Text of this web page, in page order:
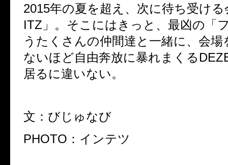
2015年の夏を超え、次に待ち受ける
ITZ」。そこにはきっと、最凶の「
うたくさんの仲間達と一緒に、会場
ないほど自由奔放に暴れまくる
居るに違いない。
文：びじゅなび
PHOTO：インテツ